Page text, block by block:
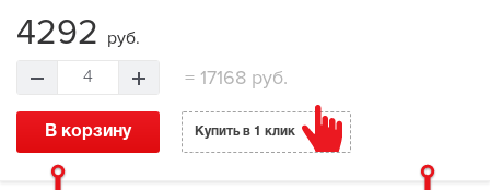
4292 руб.
4 =17168 руб.
В корзину Купить в 1 клик